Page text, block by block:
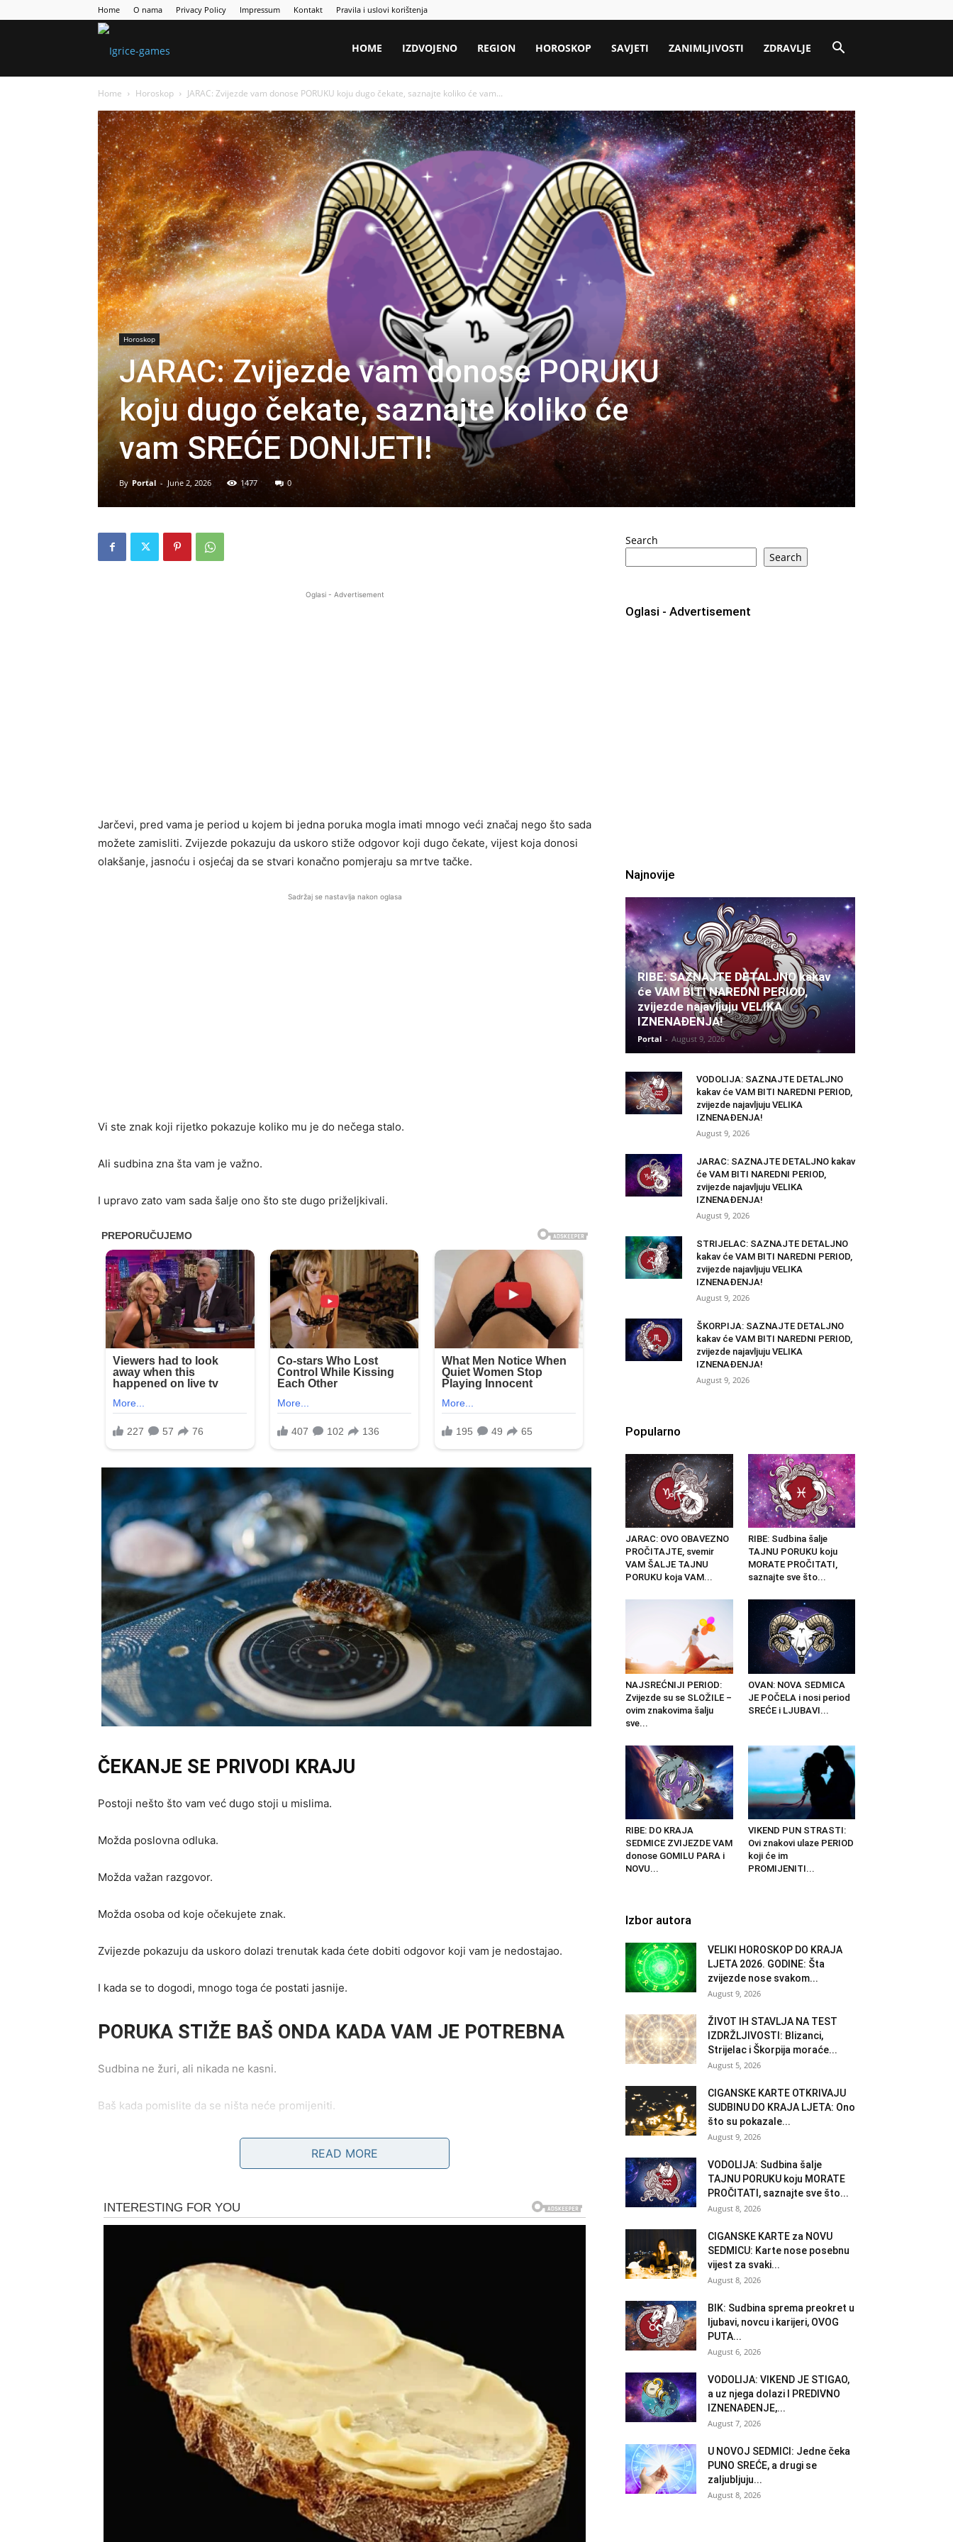
Home O nama Privacy Policy Impressum Kontakt Pravila i uslovi korištenja
HOME IZDVOJENO REGION HOROSKOP SAVJETI ZANIMLJIVOSTI ZDRAVLJE
Home Horoskop JARAC: Zvijezde vam donose PORUKU koju dugo čekate, saznajte koliko će vam...
Horoskop
JARAC: Zvijezde vam donose PORUKU
koju dugo čekate, saznajte koliko će
vam SREĆE DONIJETI!
By Portal - June 2, 2026 1477 0
Oglasi - Advertisement
Jarčevi, pred vama je period u kojem bi jedna poruka mogla imati mnogo veći značaj nego što sada
možete zamisliti. Zvijezde pokazuju da uskoro stiže odgovor koji dugo čekate, vijest koja donosi
olakšanje, jasnoću i osjećaj da se stvari konačno pomjeraju sa mrtve tačke.
Sadržaj se nastavlja nakon oglasa
Vi ste znak koji rijetko pokazuje koliko mu je do nečega stalo.
Ali sudbina zna šta vam je važno.
I upravo zato vam sada šalje ono što ste dugo priželjkivali.
ČEKANJE SE PRIVODI KRAJU
Postoji nešto što vam već dugo stoji u mislima.
Možda poslovna odluka.
Možda važan razgovor.
Možda osoba od koje očekujete znak.
Zvijezde pokazuju da uskoro dolazi trenutak kada ćete dobiti odgovor koji vam je nedostajao.
I kada se to dogodi, mnogo toga će postati jasnije.
PORUKA STIŽE BAŠ ONDA KADA VAM JE POTREBNA
Sudbina ne žuri, ali nikada ne kasni.
Baš kada pomislite da se ništa neće promijeniti.
Baš kada odlučite prestati čekati.
I upravo zato njen uticaj biće mnogo snažniji.
KOLIKO ĆE VAM SREĆE DONIJETI?
Mnogo više nego što očekujete.
Ova poruka neće biti samo obična informacija.
Ona će donijeti osjećaj sigurnosti.
Donijeće vam olakšanje.
I pomoći da napravite važan korak prema budućnosti koju želite.
Za neke Jarčeve to će biti početak novog poglavlja.
READ MORE
Search
Search
Oglasi - Advertisement
Najnovije
RIBE: SAZNAJTE DETALJNO kakav
će VAM BITI NAREDNI PERIOD,
zvijezde najavljuju VELIKA
IZNENAĐENJA!
Portal - August 9, 2026
VODOLIJA: SAZNAJTE DETALJNO
kakav će VAM BITI NAREDNI PERIOD,
zvijezde najavljuju VELIKA
IZNENAĐENJA!
August 9, 2026
JARAC: SAZNAJTE DETALJNO kakav
će VAM BITI NAREDNI PERIOD,
zvijezde najavljuju VELIKA
IZNENAĐENJA!
August 9, 2026
STRIJELAC: SAZNAJTE DETALJNO
kakav će VAM BITI NAREDNI PERIOD,
zvijezde najavljuju VELIKA
IZNENAĐENJA!
August 9, 2026
ŠKORPIJA: SAZNAJTE DETALJNO
kakav će VAM BITI NAREDNI PERIOD,
zvijezde najavljuju VELIKA
IZNENAĐENJA!
August 9, 2026
Popularno
JARAC: OVO OBAVEZNO
PROČITAJTE, svemir
VAM ŠALJE TAJNU
PORUKU koja VAM...
RIBE: Sudbina šalje
TAJNU PORUKU koju
MORATE PROČITATI,
saznajte sve što...
NAJSREĆNIJI PERIOD:
Zvijezde su se SLOŽILE –
ovim znakovima šalju
sve...
OVAN: NOVA SEDMICA
JE POČELA i nosi period
SREĆE i LJUBAVI...
RIBE: DO KRAJA
SEDMICE ZVIJEZDE VAM
donose GOMILU PARA i
NOVU...
VIKEND PUN STRASTI:
Ovi znakovi ulaze PERIOD
koji će im
PROMIJENITI...
Izbor autora
VELIKI HOROSKOP DO KRAJA
LJETA 2026. GODINE: Šta
zvijezde nose svakom...
August 9, 2026
ŽIVOT IH STAVLJA NA TEST
IZDRŽLJIVOSTI: Blizanci,
Strijelac i Škorpija moraće...
August 5, 2026
CIGANSKE KARTE OTKRIVAJU
SUDBINU DO KRAJA LJETA: Ono
što su pokazale...
August 9, 2026
VODOLIJA: Sudbina šalje
TAJNU PORUKU koju MORATE
PROČITATI, saznajte sve što...
August 8, 2026
CIGANSKE KARTE za NOVU
SEDMICU: Karte nose posebnu
vijest za svaki...
August 8, 2026
BIK: Sudbina sprema preokret u
ljubavi, novcu i karijeri, OVOG
PUTA...
August 6, 2026
VODOLIJA: VIKEND JE STIGAO,
a uz njega dolazi I PREDIVNO
IZNENAĐENJE,...
August 7, 2026
U NOVOJ SEDMICI: Jedne čeka
PUNO SREĆE, a drugi se
zaljubljuju...
August 8, 2026